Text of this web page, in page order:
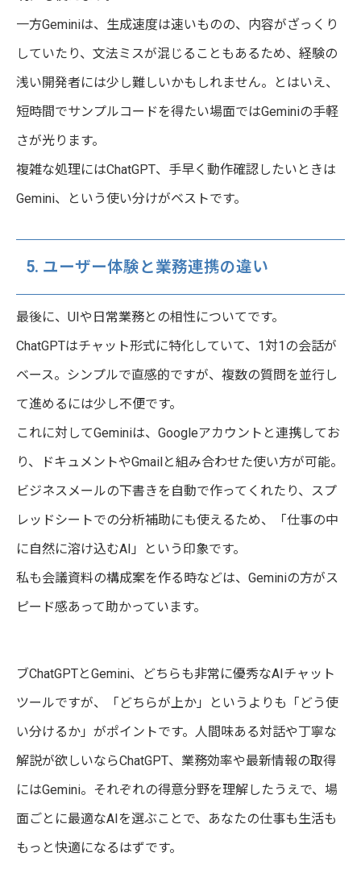
一方Geminiは、生成速度は速いものの、内容がざっくり
していたり、文法ミスが混じることもあるため、経験の
浅い開発者には少し難しいかもしれません。とはいえ、
短時間でサンプルコードを得たい場面ではGeminiの手軽
さが光ります。
複雑な処理にはChatGPT、手早く動作確認したいときは
Gemini、という使い分けがベストです。
5. ユーザー体験と業務連携の違い
最後に、UIや日常業務との相性についてです。
ChatGPTはチャット形式に特化していて、1対1の会話が
ベース。シンプルで直感的ですが、複数の質問を並行し
て進めるには少し不便です。
これに対してGeminiは、Googleアカウントと連携してお
り、ドキュメントやGmailと組み合わせた使い方が可能。
ビジネスメールの下書きを自動で作ってくれたり、スプ
レッドシートでの分析補助にも使えるため、「仕事の中
に自然に溶け込むAI」という印象です。
私も会議資料の構成案を作る時などは、Geminiの方がス
ピード感あって助かっています。
ブChatGPTとGemini、どちらも非常に優秀なAIチャット
ツールですが、「どちらが上か」というよりも「どう使
い分けるか」がポイントです。人間味ある対話や丁寧な
解説が欲しいならChatGPT、業務効率や最新情報の取得
にはGemini。それぞれの得意分野を理解したうえで、場
面ごとに最適なAIを選ぶことで、あなたの仕事も生活も
もっと快適になるはずです。